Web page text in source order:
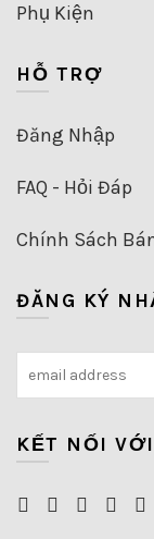
Phụ Kiện
HỖ TRỢ
Đăng Nhập
FAQ - Hỏi Đáp
Chính Sách
ĐĂNG KÝ
KẾT NỐI